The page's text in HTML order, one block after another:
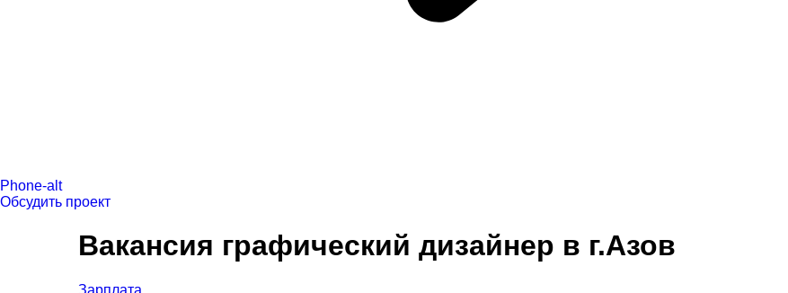
Phone-alt
Обсудить проект
Вакансия графический дизайнер в г.Азов
Зарплата